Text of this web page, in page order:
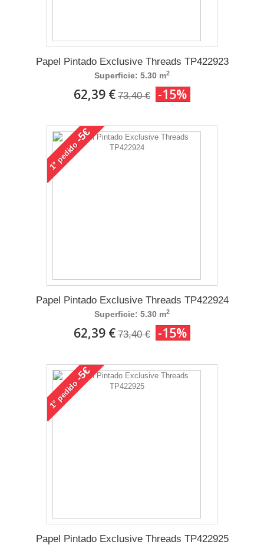
Papel Pintado Exclusive Threads TP422923
Superficie: 5.30 m2
62,39 € 73,40 € -15%
1°
pedido
-5€
Papel Pintado Exclusive Threads TP422924
Superficie: 5.30 m2
62,39 € 73,40 € -15%
1°
pedido
-5€
Papel Pintado Exclusive Threads TP422925